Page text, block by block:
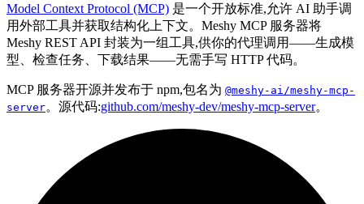
Model Context Protocol (MCP) 是一个开放标准,允许 AI 助手调
用外部工具并获取结构化上下文。Meshy MCP 服务器将
Meshy REST API 封装为一组工具,供你的代理调用——生成模
型、检查任务、下载结果——无需手写 HTTP 代码。
MCP 服务器开源并发布于 npm,包名为 @meshy-ai/meshy-mcp-
server。源代码:github.com/meshy-dev/meshy-mcp-server。